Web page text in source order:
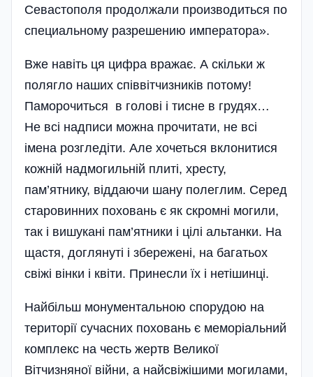
Севастополя продолжали производиться по
специальному разрешению императора».
Вже навіть ця цифра вражає. А скільки ж
полягло наших співвітчизників потому!
Паморочиться в голові і тисне в грудях…
Не всі надписи можна прочитати, не всі
імена розгледіти. Але хочеться вклонитися
кожній надмогильній плиті, хресту,
пам’ятнику, віддаючи шану полеглим. Серед
старовинних поховань є як скромні могили,
так і вишукані пам’ятники і цілі альтанки. На
щастя, доглянуті і збережені, на багатьох
свіжі вінки і квіти. Принесли їх і нетішинці.
Найбільш монументальною спорудою на
території сучасних поховань є меморіальний
комплекс на честь жертв Великої
Вітчизняної війни, а найсвіжішими могилами,